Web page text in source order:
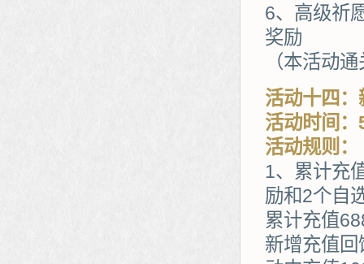
6、高级祈
奖励
（本活动
活动十四
活动时间
活动规则：
1、累计充
励和2个自
累计充值
新增充值